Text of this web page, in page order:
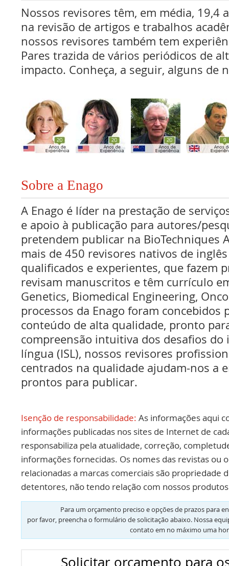
Nossos revisores têm, em média, 19,4
na revisão de artigos e trabalhos
nossos revisores também tem
Pares trazida de vários periódicos de
impacto. Conheça, a seguir, alguns de
Sobre a Enago
A Enago é líder na prestação de
e apoio à publicação para autores/
pretendem publicar na BioTechniques
mais de 450 revisores nativos de
qualificados e experientes, que fazem
revisam manuscritos e têm currículo
Genetics, Biomedical Engineering,
processos da Enago foram concebidos
conteúdo de alta qualidade, pronto
compreensão intuitiva dos desafios do
língua (ISL), nossos revisores
centrados na qualidade ajudam-nos a
prontos para publicar.
Isenção de responsabilidade: As informações aqui
informações publicadas nos sites de Internet de
responsabiliza pela atualidade, correção,
informações fornecidas. Os nomes das revistas ou
relacionadas a marcas comerciais são propriedade
detentores, não tendo relação com nossos
Para um orçamento preciso e opções de prazos para
por favor, preencha o formulário de solicitação abaixo. Nossa
contato em no máximo uma
Solicitar orçamento para